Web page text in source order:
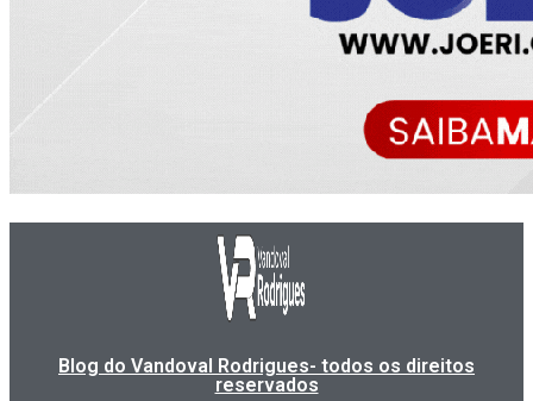
Blog do Vandoval Rodrigues- todos os direitos
reservados